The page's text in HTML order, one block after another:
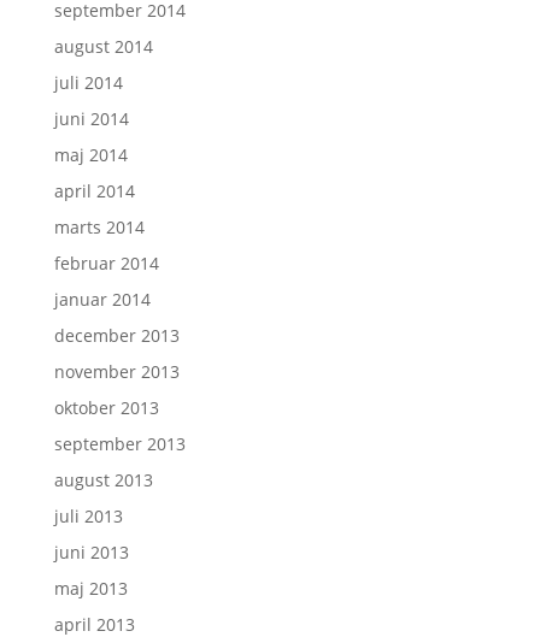
september 2014
august 2014
juli 2014
juni 2014
maj 2014
april 2014
marts 2014
februar 2014
januar 2014
december 2013
november 2013
oktober 2013
september 2013
august 2013
juli 2013
juni 2013
maj 2013
april 2013